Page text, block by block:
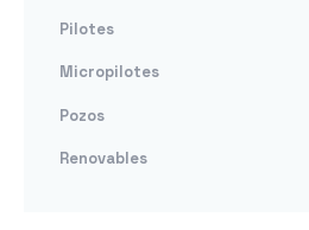
Pilotes
Micropilotes
Pozos
Renovables